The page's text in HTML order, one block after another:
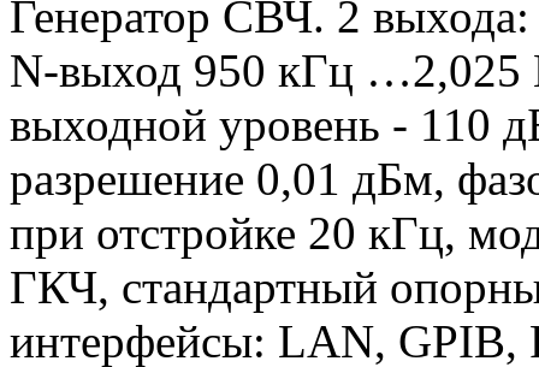
Генератор CВЧ. 2
N-выход 950 кГц …2,025
выходной уровень -
разрешение 0,01 дБм,
при отстройке 20 кГц,
ГКЧ, стандартный
интерфейсы: LAN, GPIB,